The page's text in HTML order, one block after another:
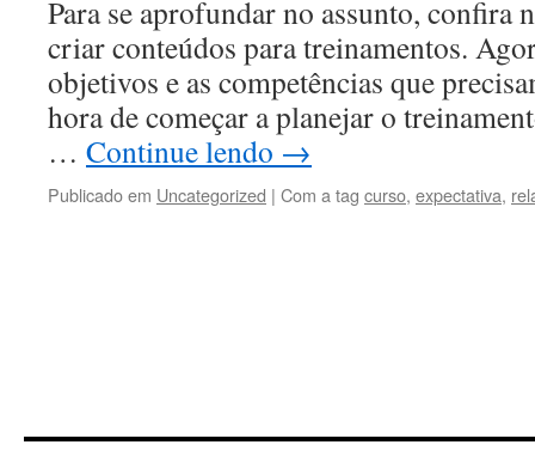
Para se aprofundar no assunto, confira
criar conteúdos para treinamentos.
objetivos e as competências que
hora de começar a planejar o
… Continue lendo →
Publicado em Uncategorized | Com a tag curso, expectativa,